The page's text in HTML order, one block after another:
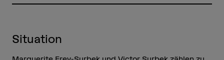
Situation